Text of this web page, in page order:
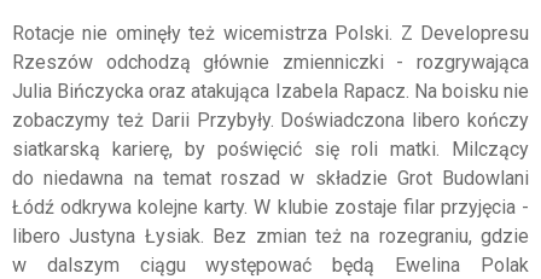
Rotacje nie ominęły też wicemistrza Polski. Z Developresu
Rzeszów odchodzą głównie zmienniczki - rozgrywająca
Julia Bińczycka oraz atakująca Izabela Rapacz. Na boisku nie
zobaczymy też Darii Przybyły. Doświadczona libero kończy
siatkarską karierę, by poświęcić się roli matki. Milczący
do niedawna na temat roszad w składzie Grot Budowlani
Łódź odkrywa kolejne karty. W klubie zostaje filar przyjęcia -
libero Justyna Łysiak. Bez zmian też na rozegraniu, gdzie
w dalszym ciągu występować będą Ewelina Polak